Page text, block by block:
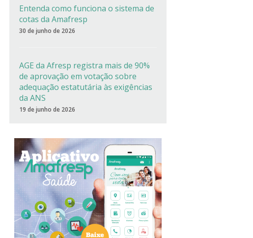
Entenda como funciona o sistema de
cotas da Amafresp
30 de junho de 2026
AGE da Afresp registra mais de 90%
de aprovação em votação sobre
adequação estatutária às exigências
da ANS
19 de junho de 2026